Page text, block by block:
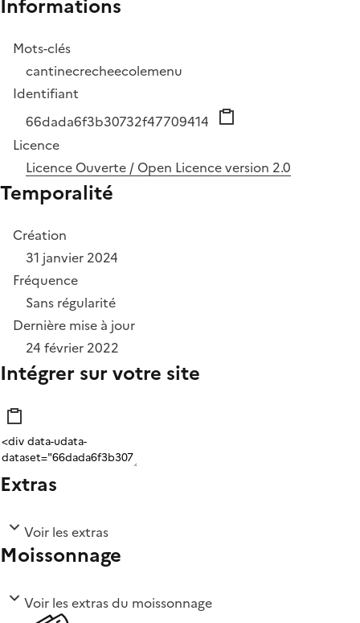
Informations
Mots-clés
cantinecrecheecolemenu
Identifiant
66dada6f3b30732f47709414
Licence
Licence Ouverte / Open Licence version 2.0
Temporalité
Création
31 janvier 2024
Fréquence
Sans régularité
Dernière mise à jour
24 février 2022
Intégrer sur votre site
Extras
Voir les extras
Moissonnage
Voir les extras du moissonnage